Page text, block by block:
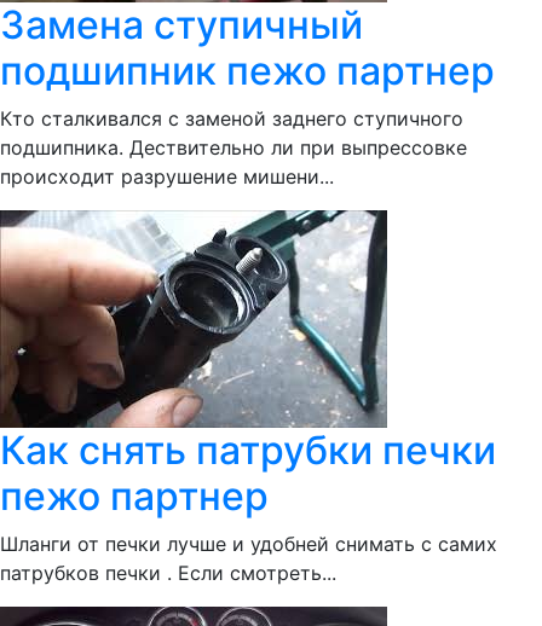
Замена ступичный
подшипник пежо партнер
Кто сталкивался с заменой заднего ступичного
подшипника. Дествительно ли при выпрессовке
происходит разрушение мишени...
Как снять патрубки печки
пежо партнер
Шланги от печки лучше и удобней снимать с самих
патрубков печки . Если смотреть...